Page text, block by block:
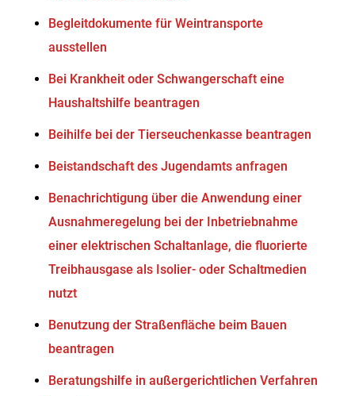
Begleitdokumente für Weintransporte
ausstellen
Bei Krankheit oder Schwangerschaft eine
Haushaltshilfe beantragen
Beihilfe bei der Tierseuchenkasse beantragen
Beistandschaft des Jugendamts anfragen
Benachrichtigung über die Anwendung einer
Ausnahmeregelung bei der Inbetriebnahme
einer elektrischen Schaltanlage, die fluorierte
Treibhausgase als Isolier- oder Schaltmedien
nutzt
Benutzung der Straßenfläche beim Bauen
beantragen
Beratungshilfe in außergerichtlichen Verfahren